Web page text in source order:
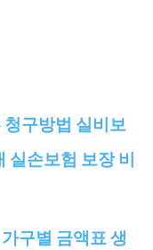
구방법 실비보
손보험 보장 비
구별 금액표 생